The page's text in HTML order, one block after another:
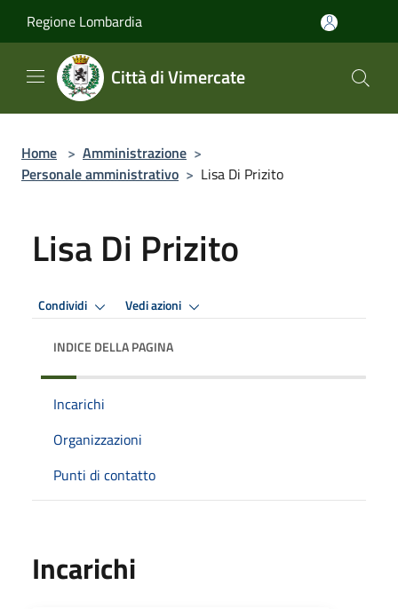
Regione Lombardia
Città di Vimercate
Home > Amministrazione >
Personale amministrativo > Lisa Di Prizito
Lisa Di Prizito
Condividi Vedi azioni
INDICE DELLA PAGINA
Incarichi
Organizzazioni
Punti di contatto
Incarichi